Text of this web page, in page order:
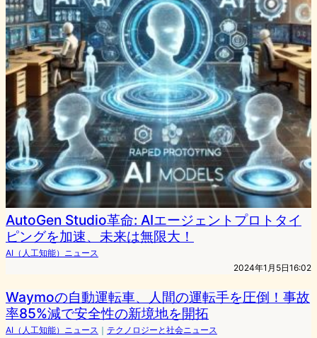
AutoGen Studio革命: AIエージェントプロトタイ
ピングを加速、未来は無限大！
AI（人工知能）ニュース
2024年1月5日16:02
Waymoの自動運転車、人間の運転手を圧倒！事故
率85%減で安全性の新境地を開拓
AI（人工知能）ニュース ｜ テクノロジーと社会ニュース